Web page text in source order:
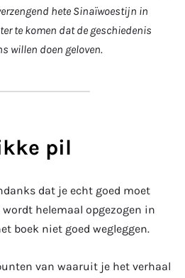
hete Sinaïwoestijn in
te komen dat de geschiedenis
willen doen geloven.
pil
dat je echt goed moet
helemaal opgezogen in
boek niet goed wegleggen.
van waaruit je het verhaal